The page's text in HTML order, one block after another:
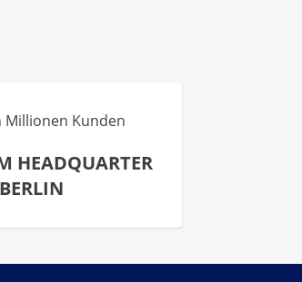
Kunden
HEADQUARTER